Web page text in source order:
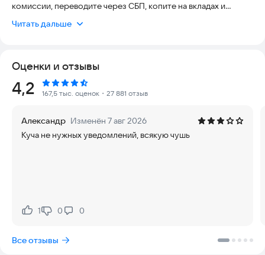
комиссии, переводите через СБП, копите на вкладах и
Дебетовая карта Black — пластиковая МИР или виртуальная.
Оплачивайте счета бесконтактно и телефоном, получайте
кэшбэк рублями за покупки. Если нужны дополнительные
деньги, подойдет кредитка Платинум с лимитом до 1 000
Откройте вклад или накопительный счет, чтобы деньги
✅ Страхование
Оформите ОСАГО, каско или страховку имущества — без
Читать дальше
Оценки и отзывы
Рейтинг:
4,2 167,5 тыс. оценок ・27 881 отзыв
Александр Изменён 7 авг 2026
Куча не нужных уведомлений, всякую чушь
Нравится:
1Не нравится:
0 0
Все отзывы